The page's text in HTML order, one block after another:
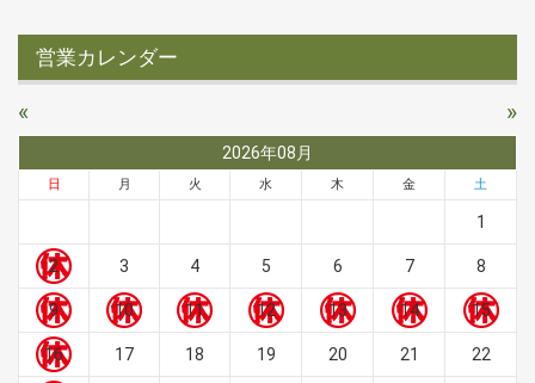
営業カレンダー
« »
2026年08月
日 月 火 水 木 金 土
1
2 3 4 5 6 7 8
9 10 11 12 13 14 15
16 17 18 19 20 21 22